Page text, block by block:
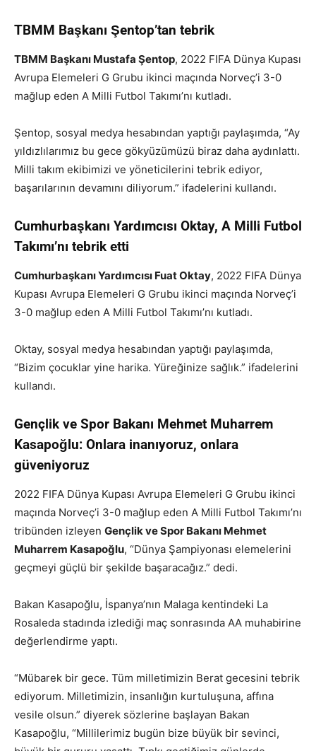
TBMM Başkanı Şentop’tan tebrik
TBMM Başkanı Mustafa Şentop, 2022 FIFA Dünya Kupası
Avrupa Elemeleri G Grubu ikinci maçında Norveç’i 3-0
mağlup eden A Milli Futbol Takımı’nı kutladı.
Şentop, sosyal medya hesabından yaptığı paylaşımda, “Ay
yıldızlılarımız bu gece gökyüzümüzü biraz daha aydınlattı.
Milli takım ekibimizi ve yöneticilerini tebrik ediyor,
başarılarının devamını diliyorum.” ifadelerini kullandı.
Cumhurbaşkanı Yardımcısı Oktay, A Milli Futbol
Takımı’nı tebrik etti
Cumhurbaşkanı Yardımcısı Fuat Oktay, 2022 FIFA Dünya
Kupası Avrupa Elemeleri G Grubu ikinci maçında Norveç’i
3-0 mağlup eden A Milli Futbol Takımı’nı kutladı.
Oktay, sosyal medya hesabından yaptığı paylaşımda,
“Bizim çocuklar yine harika. Yüreğinize sağlık.” ifadelerini
kullandı.
Gençlik ve Spor Bakanı Mehmet Muharrem
Kasapoğlu: Onlara inanıyoruz, onlara
güveniyoruz
2022 FIFA Dünya Kupası Avrupa Elemeleri G Grubu ikinci
maçında Norveç’i 3-0 mağlup eden A Milli Futbol Takımı’nı
tribünden izleyen Gençlik ve Spor Bakanı Mehmet
Muharrem Kasapoğlu, “Dünya Şampiyonası elemelerini
geçmeyi güçlü bir şekilde başaracağız.” dedi.
Bakan Kasapoğlu, İspanya’nın Malaga kentindeki La
Rosaleda stadında izlediği maç sonrasında AA muhabirine
değerlendirme yaptı.
“Mübarek bir gece. Tüm milletimizin Berat gecesini tebrik
ediyorum. Milletimizin, insanlığın kurtuluşuna, affına
vesile olsun.” diyerek sözlerine başlayan Bakan
Kasapoğlu, “Millilerimiz bugün bize büyük bir sevinci,